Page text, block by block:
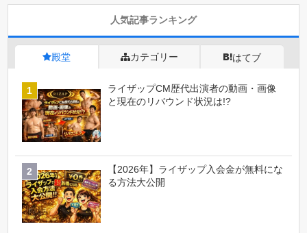
人気記事ランキング
殿堂 カテゴリー はてブ
ライザップCM歴代出演者の動画・画像
と現在のリバウンド状況は!?
【2026年】ライザップ入会金が無料にな
る方法大公開